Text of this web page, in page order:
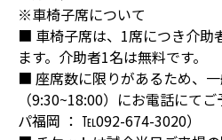
※車椅子席について
■ 車椅子席は、1席につき介助
ます。介助者1名は無料です。
■ 座席数に限りがあるため、
（9:30~18:00）にお電話にて
パ福岡 ： ℡092-674-3020）